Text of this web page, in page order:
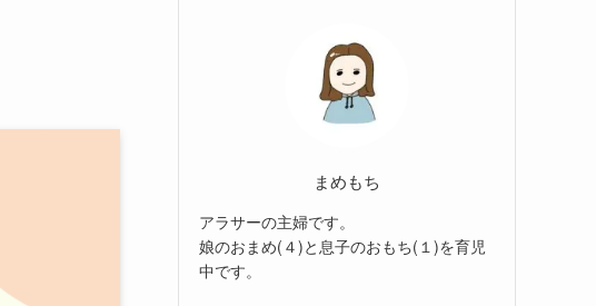
まめもち
アラサーの主婦です。
娘のおまめ(４)と息子のおもち(１)を育児
中です。